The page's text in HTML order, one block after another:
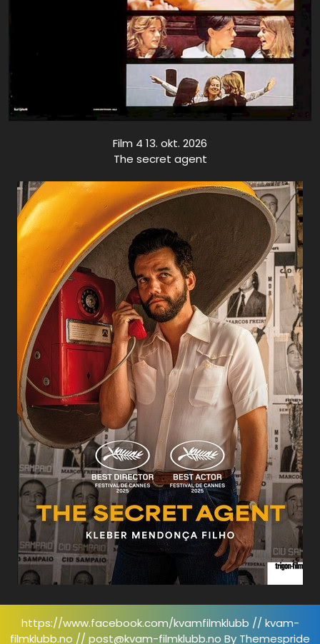
Film 4 13. okt. 2026
The secret agent
https://www.facebook.com/kvamfilmklubb // kvam-
filmklubb.no // post@kvam-filmklubb.no By Themespride